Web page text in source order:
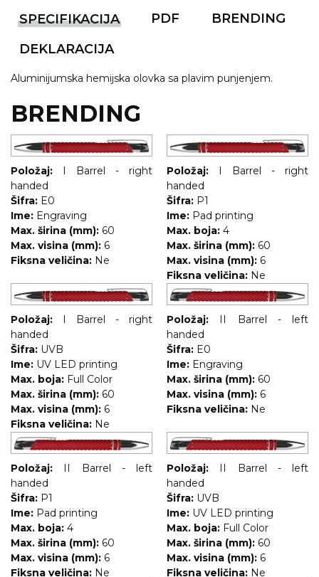
ŠIBICA
JAKNE I PRSLUCI
HYGIENIC KOLEKCIJA
OKOVRATNE ID TRAKICE
PRIBOR ZA PISANJE
NARUKVICE ZA ŽURKE I
DOGAĐAJE
ID PLOČICA
TERMOSI
BOCE
TEHNOLOGIJA
KANCELARIJA
KUĆNI SETOVI
OLOVKE
PRIVESCI & ALATI
TORBE & PUTOVANJE
TEKSTIL
RADNA OPREMA
SPECIFIKACIJA PDF
BRENDING
DEKLARACIJA
Aluminijumska hemijska olovka sa plavim punjenjem.
BRENDING
Položaj:
I Barrel - right
handed
Šifra: E0
Ime: Engraving
Max. širina (mm): 60
Max. visina (mm): 6
Fiksna veličina: Ne
Položaj:
I Barrel - right
handed
Šifra: P1
Ime: Pad printing
Max. boja: 4
Max. širina (mm): 60
Max. visina (mm): 6
Fiksna veličina: Ne
Položaj:
I Barrel - right
handed
Šifra: UVB
Ime: UV LED printing
Max. boja: Full Color
Max. širina (mm): 60
Max. visina (mm): 6
Fiksna veličina: Ne
Položaj:
II Barrel - left
handed
Šifra: E0
Ime: Engraving
Max. širina (mm): 60
Max. visina (mm): 6
Fiksna veličina: Ne
Položaj:
II Barrel - left
handed
Šifra: P1
Ime: Pad printing
Max. boja: 4
Max. širina (mm): 60
Max. visina (mm): 6
Fiksna veličina: Ne
Položaj:
II Barrel - left
handed
Šifra: UVB
Ime: UV LED printing
Max. boja: Full Color
Max. širina (mm): 60
Max. visina (mm): 6
Fiksna veličina: Ne